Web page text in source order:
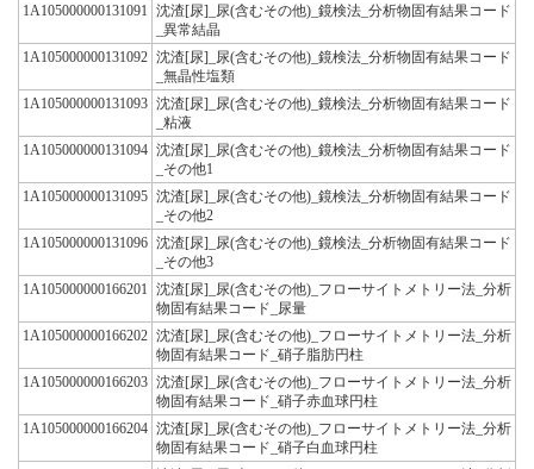
1A105000000131091
沈渣[尿]_尿(含むその他)_鏡検法_分析物固有結果コード
_異常結晶
1A105000000131092 沈渣[尿]_尿(含むその他)_鏡検法_分析物固有結果コード
_無晶性塩類
1A105000000131093 沈渣[尿]_尿(含むその他)_鏡検法_分析物固有結果コード
_粘液
1A105000000131094 沈渣[尿]_尿(含むその他)_鏡検法_分析物固有結果コード
_その他1
1A105000000131095 沈渣[尿]_尿(含むその他)_鏡検法_分析物固有結果コード
_その他2
1A105000000131096 沈渣[尿]_尿(含むその他)_鏡検法_分析物固有結果コード
_その他3
1A105000000166201
沈渣[尿]_尿(含むその他)_フローサイトメトリー法_分析
物固有結果コード_尿量
1A105000000166202 沈渣[尿]_尿(含むその他)_フローサイトメトリー法_分析
物固有結果コード_硝子脂肪円柱
1A105000000166203 沈渣[尿]_尿(含むその他)_フローサイトメトリー法_分析
物固有結果コード_硝子赤血球円柱
1A105000000166204 沈渣[尿]_尿(含むその他)_フローサイトメトリー法_分析
物固有結果コード_硝子白血球円柱